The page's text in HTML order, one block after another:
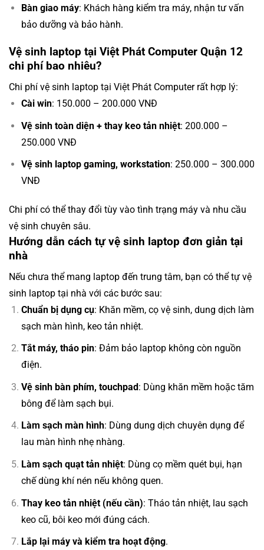
Bàn giao máy: Khách hàng kiểm tra máy, nhận tư vấn
bảo dưỡng và bảo hành.
Vệ sinh laptop tại Việt Phát Computer Quận 12
chi phí bao nhiêu?
Chi phí vệ sinh laptop tại Việt Phát Computer rất hợp lý:
Cài win: 150.000 – 200.000 VNĐ
Vệ sinh toàn diện + thay keo tản nhiệt: 200.000 –
250.000 VNĐ
Vệ sinh laptop gaming, workstation: 250.000 – 300.000
VNĐ
Chi phí có thể thay đổi tùy vào tình trạng máy và nhu cầu
vệ sinh chuyên sâu.
Hướng dẫn cách tự vệ sinh laptop đơn giản tại
nhà
Nếu chưa thể mang laptop đến trung tâm, bạn có thể tự vệ
sinh laptop tại nhà với các bước sau:
Chuẩn bị dụng cụ: Khăn mềm, cọ vệ sinh, dung dịch làm
sạch màn hình, keo tản nhiệt.
Tắt máy, tháo pin: Đảm bảo laptop không còn nguồn
điện.
Vệ sinh bàn phím, touchpad: Dùng khăn mềm hoặc tăm
bông để làm sạch bụi.
Làm sạch màn hình: Dùng dung dịch chuyên dụng để
lau màn hình nhẹ nhàng.
Làm sạch quạt tản nhiệt: Dùng cọ mềm quét bụi, hạn
chế dùng khí nén nếu không quen.
Thay keo tản nhiệt (nếu cần): Tháo tản nhiệt, lau sạch
keo cũ, bôi keo mới đúng cách.
Lắp lại máy và kiểm tra hoạt động.